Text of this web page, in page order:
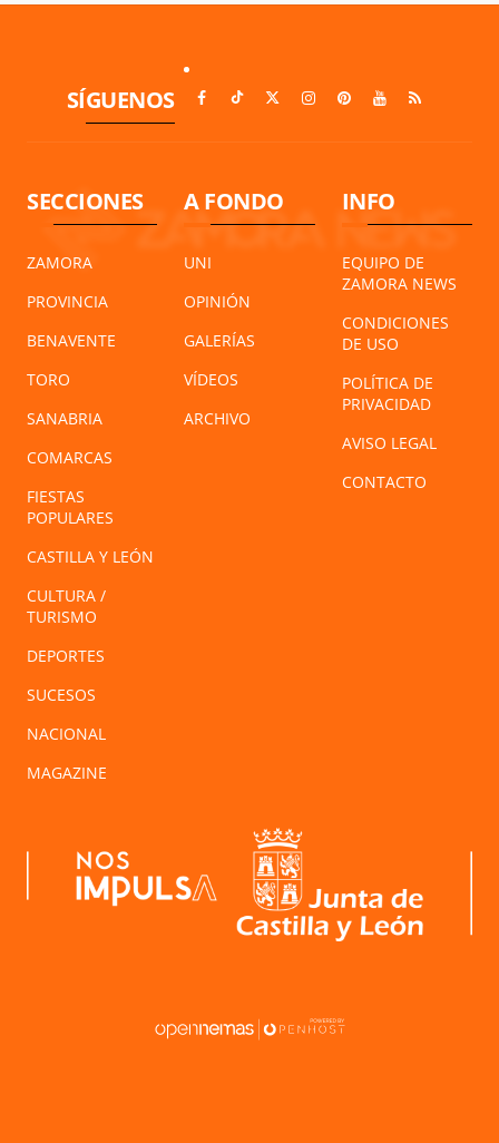
SÍGUENOS
SECCIONES
ZAMORA
PROVINCIA
BENAVENTE
TORO
SANABRIA
COMARCAS
FIESTAS
POPULARES
CASTILLA Y LEÓN
CULTURA /
TURISMO
DEPORTES
SUCESOS
NACIONAL
MAGAZINE
A FONDO
UNI
OPINIÓN
GALERÍAS
VÍDEOS
ARCHIVO
INFO
EQUIPO DE
ZAMORA NEWS
CONDICIONES
DE USO
POLÍTICA DE
PRIVACIDAD
AVISO LEGAL
CONTACTO